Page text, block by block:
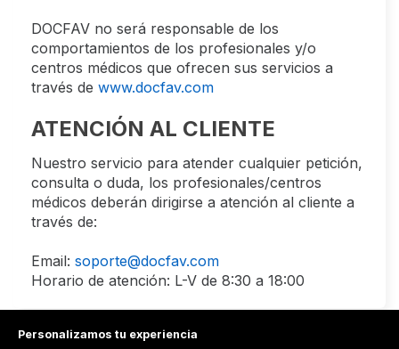
DOCFAV no será responsable de los
comportamientos de los profesionales y/o
centros médicos que ofrecen sus servicios a
través de www.docfav.com
ATENCIÓN AL CLIENTE
Nuestro servicio para atender cualquier petición,
consulta o duda, los profesionales/centros
médicos deberán dirigirse a atención al cliente a
través de:
Email: soporte@docfav.com
Horario de atención: L-V de 8:30 a 18:00
Personalizamos tu experiencia